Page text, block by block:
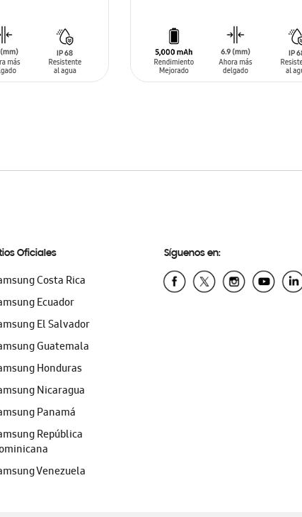
Oficiales
Costa Rica
Ecuador
El Salvador
Guatemala
Honduras
Nicaragua
Panamá
República
Venezuela
Síguenos en: